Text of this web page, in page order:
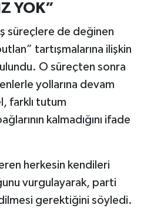
YOK”
süreçlere de değinen
tartışmalarına ilişkin
O süreçten sonra
yollarına devam
farklı tutum
kalmadığını ifade
herkesin kendileri
vurgulayarak, parti
gerektiğini söyledi.